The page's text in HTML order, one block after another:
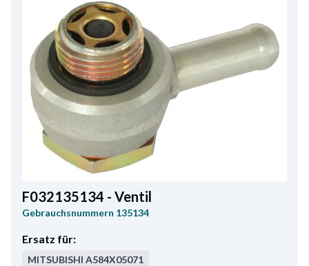
F032135134 - Ventil
Gebrauchsnummern 135134
Ersatz für:
MITSUBISHI A584X05071